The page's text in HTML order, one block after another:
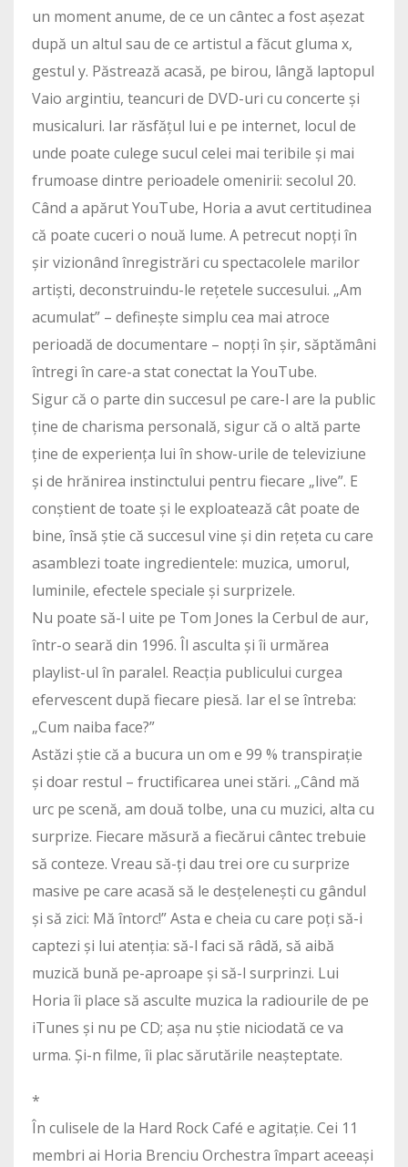
un moment anume, de ce un cântec a fost așezat
după un altul sau de ce artistul a făcut gluma x,
gestul y. Păstrează acasă, pe birou, lângă laptopul
Vaio argintiu, teancuri de DVD-uri cu concerte și
musicaluri. Iar răsfățul lui e pe internet, locul de
unde poate culege sucul celei mai teribile și mai
frumoase dintre perioadele omenirii: secolul 20.
Când a apărut YouTube, Horia a avut certitudinea
că poate cuceri o nouă lume. A petrecut nopți în
șir vizionând înregistrări cu spectacolele marilor
artiști, deconstruindu-le rețetele succesului. „Am
acumulat” – definește simplu cea mai atroce
perioadă de documentare – nopți în șir, săptămâni
întregi în care-a stat conectat la YouTube.
Sigur că o parte din succesul pe care-l are la public
ține de charisma personală, sigur că o altă parte
ține de experiența lui în show-urile de televiziune
și de hrănirea instinctului pentru fiecare „live”. E
conștient de toate și le exploatează cât poate de
bine, însă știe că succesul vine și din rețeta cu care
asamblezi toate ingredientele: muzica, umorul,
luminile, efectele speciale și surprizele.
Nu poate să-l uite pe Tom Jones la Cerbul de aur,
într-o seară din 1996. Îl asculta și îi urmărea
playlist-ul în paralel. Reacția publicului curgea
efervescent după fiecare piesă. Iar el se întreba:
„Cum naiba face?”
Astăzi știe că a bucura un om e 99 % transpirație
și doar restul – fructificarea unei stări. „Când mă
urc pe scenă, am două tolbe, una cu muzici, alta cu
surprize. Fiecare măsură a fiecărui cântec trebuie
să conteze. Vreau să-ți dau trei ore cu surprize
masive pe care acasă să le desțelenești cu gândul
și să zici: Mă întorc!” Asta e cheia cu care poți să-i
captezi și lui atenția: să-l faci să râdă, să aibă
muzică bună pe-aproape și să-l surprinzi. Lui
Horia îi place să asculte muzica la radiourile de pe
iTunes și nu pe CD; așa nu știe niciodată ce va
urma. Și-n filme, îi plac sărutările neașteptate.
*
În culisele de la Hard Rock Café e agitație. Cei 11
membri ai Horia Brenciu Orchestra împart aceeași